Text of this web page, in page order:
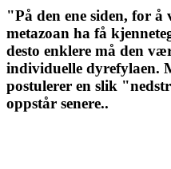
"På den ene siden, for
metazoan ha få
desto enklere må den
individuelle dyrefylaen.
postulerer en slik
oppstår senere..